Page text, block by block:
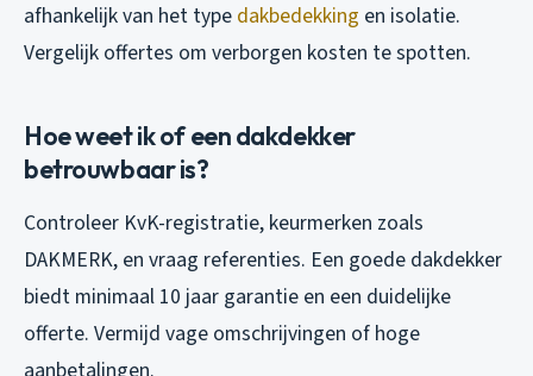
afhankelijk van het type dakbedekking en isolatie.
Vergelijk offertes om verborgen kosten te spotten.
Hoe weet ik of een dakdekker
betrouwbaar is?
Controleer KvK-registratie, keurmerken zoals
DAKMERK, en vraag referenties. Een goede dakdekker
biedt minimaal 10 jaar garantie en een duidelijke
offerte. Vermijd vage omschrijvingen of hoge